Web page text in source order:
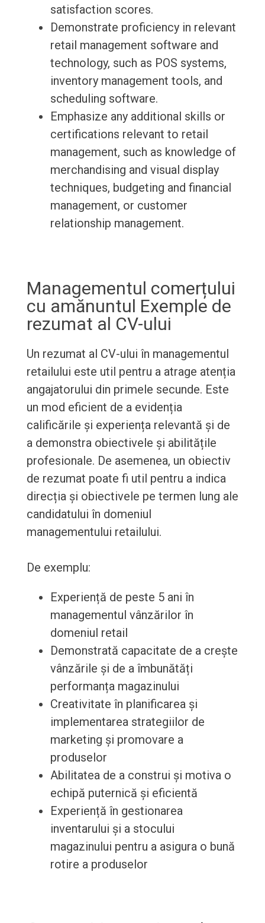
satisfaction scores.
Demonstrate proficiency in relevant
retail management software and
technology, such as POS systems,
inventory management tools, and
scheduling software.
Emphasize any additional skills or
certifications relevant to retail
management, such as knowledge of
merchandising and visual display
techniques, budgeting and financial
management, or customer
relationship management.
Managementul comerțului
cu amănuntul Exemple de
rezumat al CV-ului
Un rezumat al CV-ului în managementul
retailului este util pentru a atrage atenția
angajatorului din primele secunde. Este
un mod eficient de a evidenția
calificările și experiența relevantă și de
a demonstra obiectivele și abilitățile
profesionale. De asemenea, un obiectiv
de rezumat poate fi util pentru a indica
direcția și obiectivele pe termen lung ale
candidatului în domeniul
managementului retailului.
De exemplu:
Experiență de peste 5 ani în
managementul vânzărilor în
domeniul retail
Demonstrată capacitate de a crește
vânzările și de a îmbunătăți
performanța magazinului
Creativitate în planificarea și
implementarea strategiilor de
marketing și promovare a
produselor
Abilitatea de a construi și motiva o
echipă puternică și eficientă
Experiență în gestionarea
inventarului și a stocului
magazinului pentru a asigura o bună
rotire a produselor